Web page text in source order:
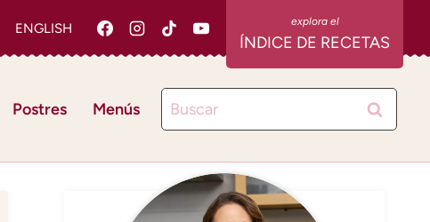
ENGLISH
ÍNDICE DE RECETAS
Postres Menús Buscar: